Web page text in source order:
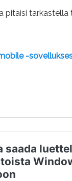
pitäisi
-
saada